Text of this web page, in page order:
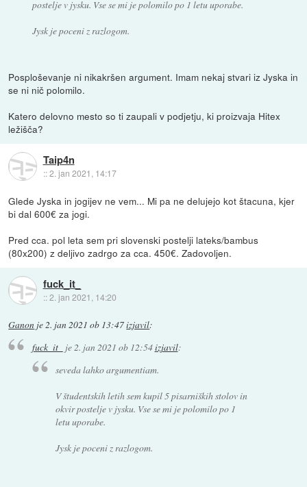
postelje v jysku. Vse se mi je polomilo po 1 letu uporabe.
Jysk je poceni z razlogom.
Posploševanje ni nikakršen argument. Imam nekaj stvari iz Jyska in
se ni nič polomilo.
Katero delovno mesto so ti zaupali v podjetju, ki proizvaja Hitex
ležišča?
Taip4n
::2. jan 2021, 14:17
Glede Jyska in jogijev ne vem... Mi pa ne delujejo kot štacuna, kjer
bi dal 600€ za jogi.
Pred cca. pol leta sem pri slovenski postelji lateks/bambus
(80x200) z deljivo zadrgo za cca. 450€. Zadovoljen.
fuck_it_
::2. jan 2021, 14:20
Ganon je2. jan 2021 ob 13:47izjavil:
fuck_it_ je2. jan 2021 ob 12:54izjavil:
seveda lahko argumentiam.
V študentskih letih sem kupil 5 pisarniških stolov in
okvir postelje v jysku. Vse se mi je polomilo po 1
letu uporabe.
Jysk je poceni z razlogom.